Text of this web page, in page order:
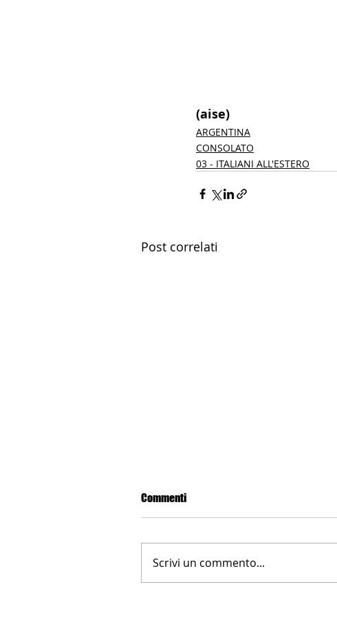
(aise)
ARGENTINA
CONSOLATO
03 - ITALIANI ALL'ESTERO
Post correlati
LA NUOVA FARNESINA
Commenti
Scrivi un commento...